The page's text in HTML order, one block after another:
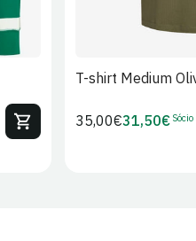
T-shirt Medium
Preço
35,00€Preço
31,50€ Sócio